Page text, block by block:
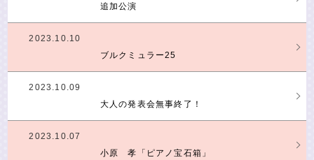
追加公演
2023.10.10
ブルクミュラー25
2023.10.09
大人の発表会無事終了！
2023.10.07
小原 孝「ピアノ宝石箱」